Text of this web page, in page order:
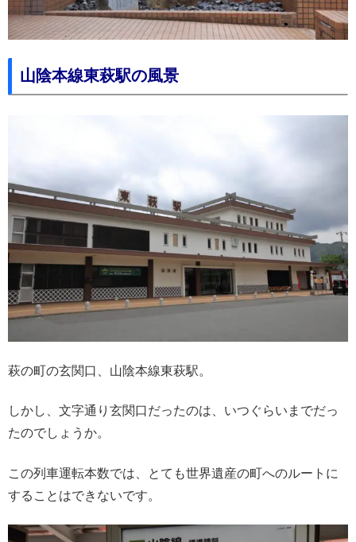
山陰本線東萩駅の風景
萩の町の玄関口、山陰本線東萩駅。
しかし、文字通り玄関口だったのは、いつぐらいまでだっ
たのでしょうか。
この列車運転本数では、とても世界遺産の町へのルートに
することはできないです。